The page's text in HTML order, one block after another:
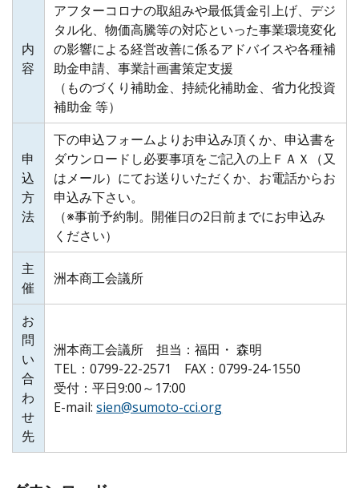
内
容
アフターコロナの取組みや最低賃金引上げ、デジ
タル化、物価高騰等の対応といった事業環境変化
の影響による経営改善に係るアドバイスや各種補
助金申請、事業計画書策定支援
（ものづくり補助金、持続化補助金、省力化投資
補助金 等）
申
込
方
法
下の申込フォームよりお申込み頂くか、申込書を
ダウンロードし必要事項をご記入の上ＦＡＸ（又
はメール）にてお送りいただくか、お電話からお
申込み下さい。
（※事前予約制。開催日の2日前までにお申込み
ください）
主
催
洲本商工会議所
お
問
い
合
わ
せ
先
洲本商工会議所 担当：福田・ 森明
TEL：0799-22-2571 FAX：0799-24-1550
受付：平日9:00～17:00
E-mail:sien@sumoto-cci.org